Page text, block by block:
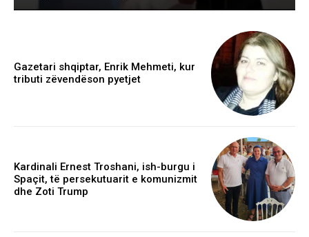
Gazetari shqiptar, Enrik Mehmeti, kur
tributi zëvendëson pyetjet
Kardinali Ernest Troshani, ish-burgu i
Spaçit, të persekutuarit e komunizmit
dhe Zoti Trump